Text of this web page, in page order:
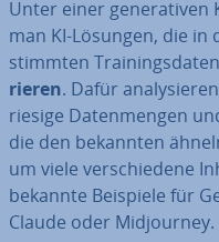
Unter einer ge­ne­ra­ti­ven
man KI-Lösungen, die in
stimm­ten
rie­ren. Dafür
riesige Da­ten­men­gen
die den bekannten
um viele ver­schie­de­ne
bekannte Beispiele für
Claude oder Mid­jour­ney.